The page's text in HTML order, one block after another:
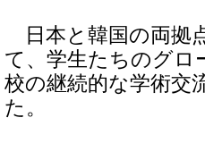
日本と韓国の両拠
て、学生たちのグロ
校の継続的な学術交
た。